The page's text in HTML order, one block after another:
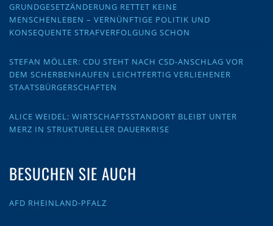
GRUNDGESETZÄNDERUNG RETTET KEINE
MENSCHENLEBEN – VERNÜNFTIGE POLITIK UND
KONSEQUENTE STRAFVERFOLGUNG SCHON
STEFAN MÖLLER: CDU STEHT NACH CSD-ANSCHLAG VOR
DEM SCHERBENHAUFEN LEICHTFERTIG VERLIEHENER
STAATSBÜRGERSCHAFTEN
ALICE WEIDEL: WIRTSCHAFTSSTANDORT BLEIBT UNTER
MERZ IN STRUKTURELLER DAUERKRISE
BESUCHEN SIE AUCH
AFD RHEINLAND-PFALZ